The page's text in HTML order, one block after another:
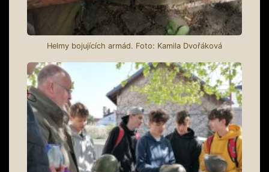
Helmy bojujících armád. Foto: Kamila Dvořáková